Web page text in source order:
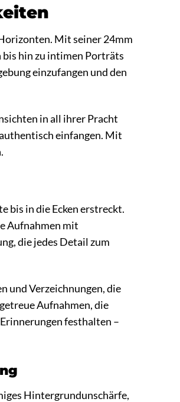
Mit seiner 24mm
hin zu intimen Porträts
einzufangen und den
in all ihrer Pracht
einfangen. Mit
bis in die Ecken erstreckt.
Aufnahmen mit
die jedes Detail zum
Verzeichnungen, die
Aufnahmen, die
festhalten –
Hintergrundunschärfe,